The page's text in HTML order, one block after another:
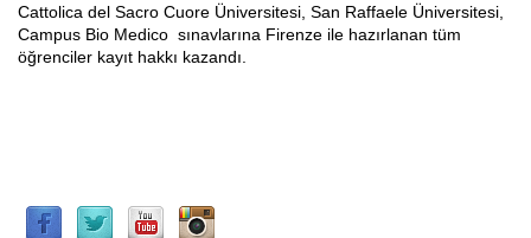
Cattolica del Sacro Cuore Üniversitesi, San Raffaele Üniversitesi,
Campus Bio Medico sınavlarına Firenze ile hazırlanan tüm
öğrenciler kayıt hakkı kazandı.